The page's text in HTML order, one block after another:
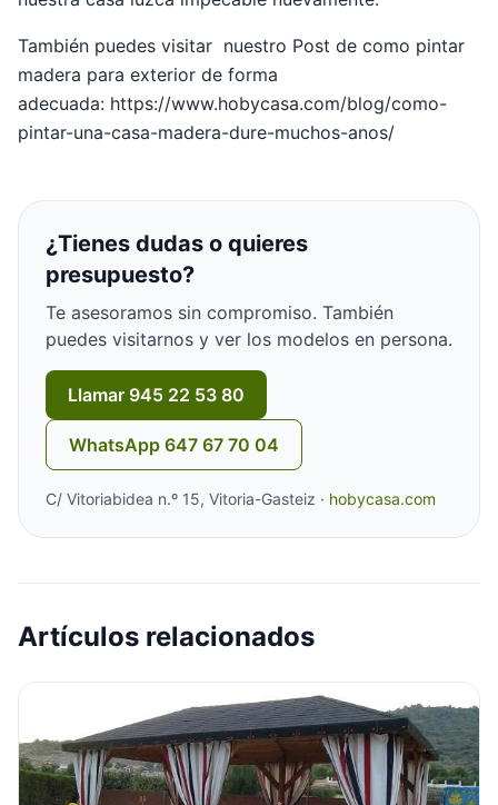
También puedes visitar nuestro Post de como pintar
madera para exterior de forma
adecuada: https://www.hobycasa.com/blog/como-
pintar-una-casa-madera-dure-muchos-anos/
¿Tienes dudas o quieres
presupuesto?
Te asesoramos sin compromiso. También
puedes visitarnos y ver los modelos en persona.
Llamar 945 22 53 80
WhatsApp 647 67 70 04
C/ Vitoriabidea n.º 15, Vitoria-Gasteiz · hobycasa.com
Artículos relacionados